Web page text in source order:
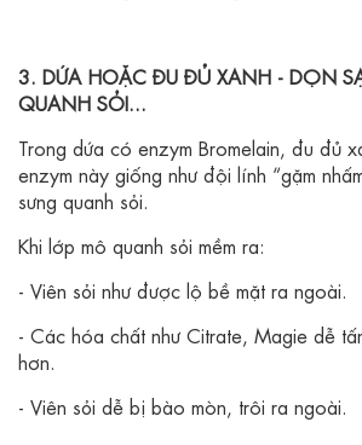
3. DỨA HOẶC ĐU ĐỦ XANH - DỌN
QUANH SỎI...
Trong dứa có enzym Bromelain, đu đủ
enzym này giống như đội lính “gặm
sưng quanh sỏi.
Khi lớp mô quanh sỏi mềm ra:
- Viên sỏi như được lộ bề mặt ra ngoài.
- Các hóa chất như Citrate, Magie dễ
hơn.
- Viên sỏi dễ bị bào mòn, trôi ra ngoài.